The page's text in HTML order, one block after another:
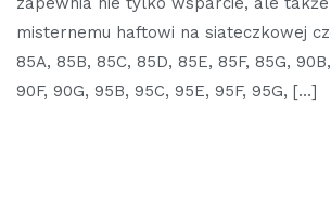
misternemu haftowi na siateczkowej
85A, 85B, 85C, 85D, 85E, 85F, 85G,
90F, 90G, 95B, 95C, 95E, 95F, 95G, […]